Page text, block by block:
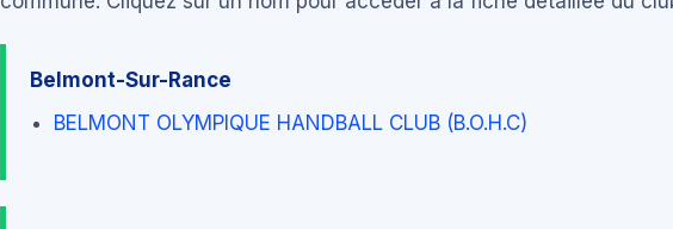
Belmont-Sur-Rance
BELMONT OLYMPIQUE HANDBALL CLUB (B.O.H.C)